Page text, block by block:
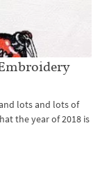
lots and lots of
the year of 2018 is